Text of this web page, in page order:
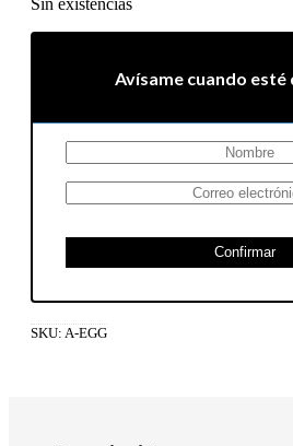
Avísame cuando
Confirmar
SKU: A-EGG